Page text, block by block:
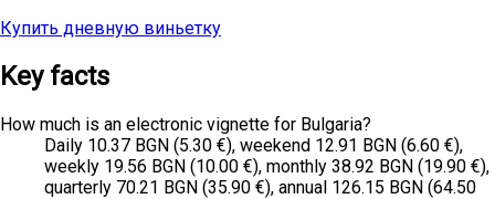
Купить дневную виньетку
Key facts
How much is an electronic vignette for Bulgaria?
Daily 10.37 BGN (5.30 €), weekend 12.91 BGN (6.60 €),
weekly 19.56 BGN (10.00 €), monthly 38.92 BGN (19.90 €),
quarterly 70.21 BGN (35.90 €), annual 126.15 BGN (64.50